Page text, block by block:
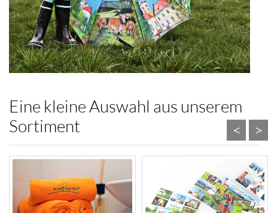
Eine kleine Auswahl aus unserem
Sortiment
< >